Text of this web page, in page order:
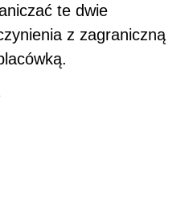
te dwie
z zagraniczną